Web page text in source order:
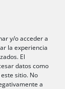
y/o acceder a
la experiencia
El
datos como
sitio. No
a